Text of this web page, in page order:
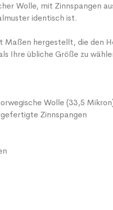
Wolle, mit Zinnspangen
identisch ist.
Maßen hergestellt, die den
Ihre übliche Größe zu
Wolle (33,5
Zinnspangen